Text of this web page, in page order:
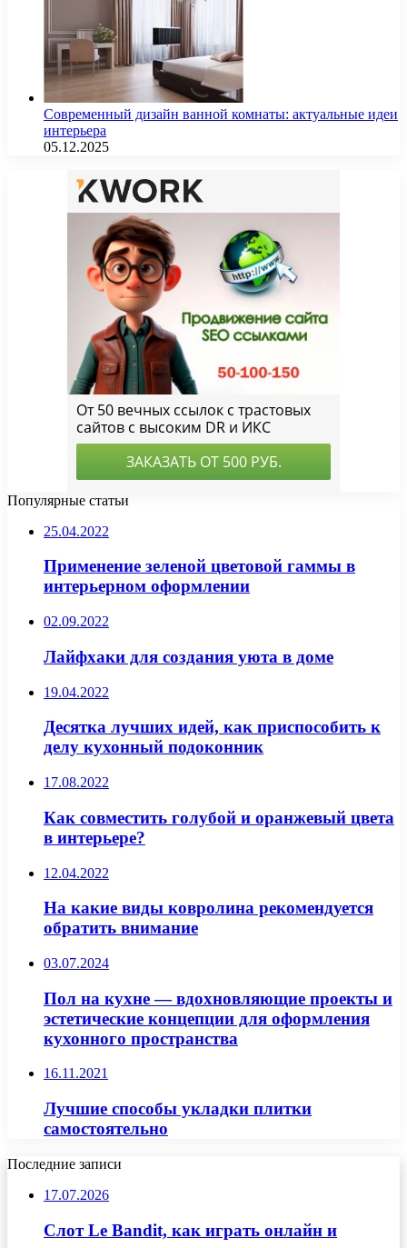
Современный дизайн ванной комнаты: актуальные идеи
интерьера
05.12.2025
Популярные статьи
25.04.2022
Применение зеленой цветовой гаммы в
интерьерном оформлении
02.09.2022
Лайфхаки для создания уюта в доме
19.04.2022
Десятка лучших идей, как приспособить к
делу кухонный подоконник
17.08.2022
Как совместить голубой и оранжевый цвета
в интерьере?
12.04.2022
На какие виды ковролина рекомендуется
обратить внимание
03.07.2024
Пол на кухне — вдохновляющие проекты и
эстетические концепции для оформления
кухонного пространства
16.11.2021
Лучшие способы укладки плитки
самостоятельно
Последние записи
17.07.2026
Слот Le Bandit, как играть онлайн и